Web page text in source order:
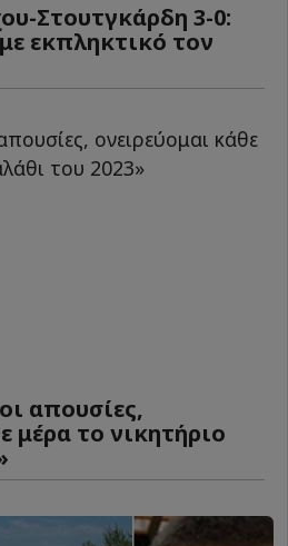
Στουτγκάρδη 3-0:
εκπληκτικό τον
απουσίες,
μέρα το νικητήριο